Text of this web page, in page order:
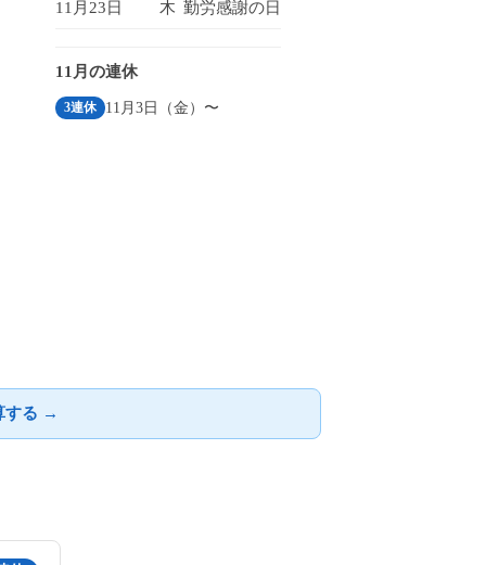
11月23日 木 勤労感謝の日
11月の連休
3連休 11月3日（金）〜
する →